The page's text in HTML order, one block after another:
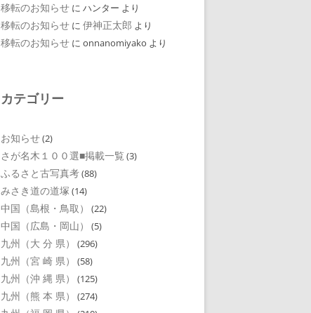
移転のお知らせ に ハンター より
移転のお知らせ に 伊神正太郎 より
移転のお知らせ に onnanomiyako より
カテゴリー
お知らせ(2)
さが名木１００選■掲載一覧 (3)
ふるさと古写真考(88)
みさき道の道塚 (14)
中国（島根・鳥取） (22)
中国（広島・岡山） (5)
九州（大 分 県） (296)
九州（宮 崎 県） (58)
九州（沖 縄 県） (125)
九州（熊 本 県） (274)